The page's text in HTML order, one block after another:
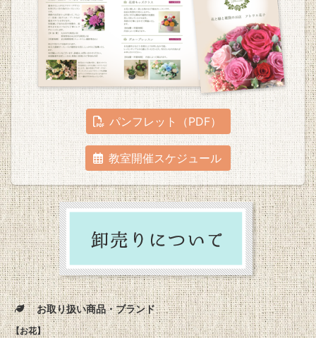
パンフレット（PDF）
教室開催スケジュール
お取り扱い商品・ブランド
【お花】